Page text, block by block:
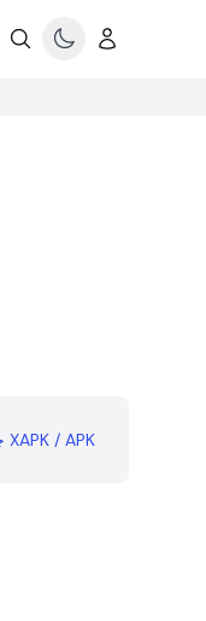
چگونگی نصب فایل XAPK / APK